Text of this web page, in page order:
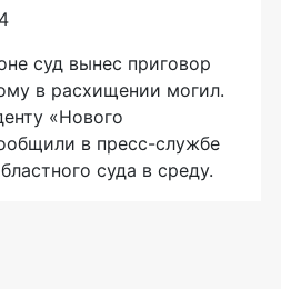
суд вынес приговор
в расхищении могил.
«Нового
в пресс-службе
суда в среду.